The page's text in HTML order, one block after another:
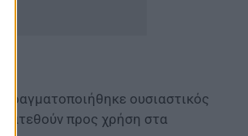
ουσιαστικός
προς χρήση στα